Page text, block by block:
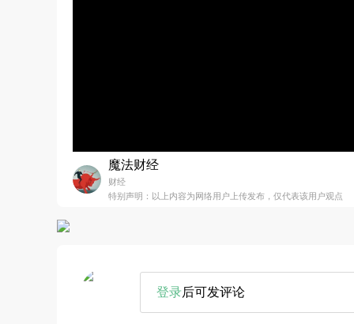
魔法财经
财经
特别声明：以上内容为网络用户上传发布，仅代表该用户观点
登录后可发评论